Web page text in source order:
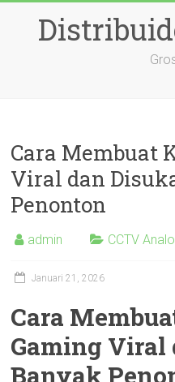
content
Cara Membuat
Viral dan
Penonton
admin CCTV
Januari 21, 2026
Cara
Gaming Viral
Banyak